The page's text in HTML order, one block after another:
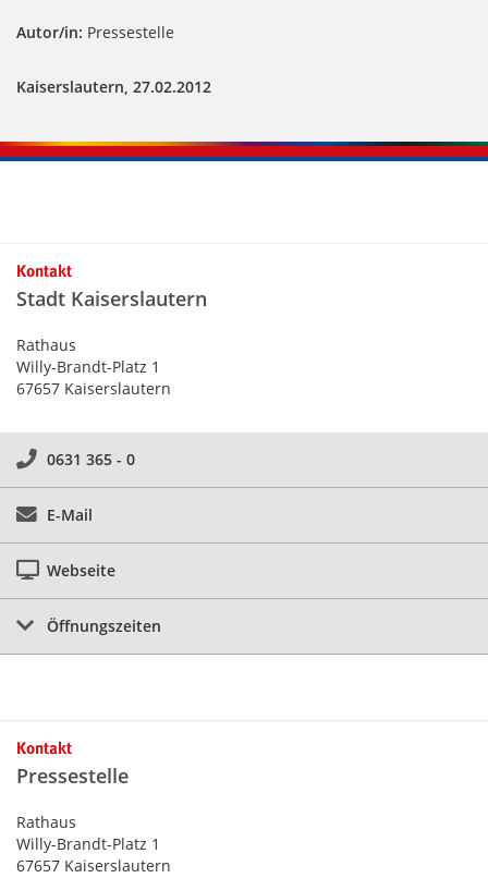
Autor/in: Pressestelle
Kaiserslautern, 27.02.2012
Kontakt
Stadt Kaiserslautern
Rathaus
Willy-Brandt-Platz 1
67657 Kaiserslautern
0631 365 - 0
E-Mail
Webseite
Öffnungszeiten
Kontakt
Pressestelle
Rathaus
Willy-Brandt-Platz 1
67657 Kaiserslautern